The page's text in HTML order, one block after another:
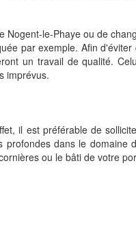
Nogent-le-Phaye ou de
par exemple. Afin
un travail de qualité.
imprévus.
il est préférable de
dans le domaine
ou le bâti de votre